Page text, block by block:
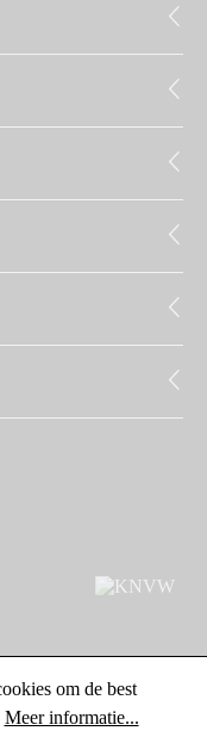
om de best
Meer informatie...